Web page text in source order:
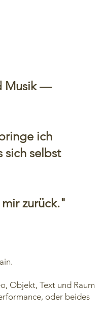
Musik —
ich
sich selbst
zurück."
Objekt, Text und Raum
oder beides